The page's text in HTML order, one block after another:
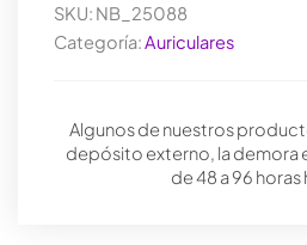
SKU: NB_25088
Categoría:Auriculares
Algunos de nuestros
depósito externo, la demora
de 48 a 96 horas